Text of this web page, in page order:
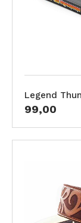
Legend
99,00